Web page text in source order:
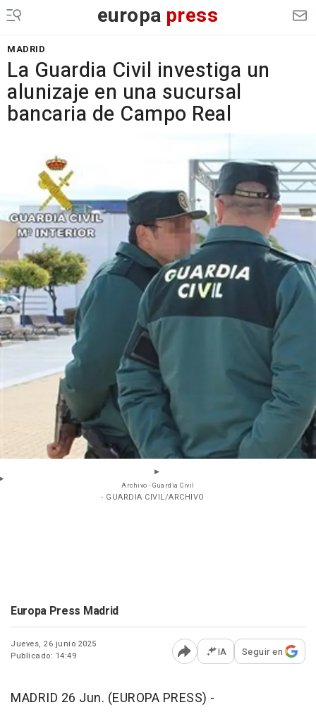
europa press
MADRID
La Guardia Civil investiga un
alunizaje en una sucursal
bancaria de Campo Real
Archivo - Guardia Civil
- GUARDIA CIVIL/ARCHIVO
Europa Press Madrid
Jueves, 26 junio 2025
Publicado: 14:49
Abrir opciones para
IA Seguir en
MADRID 26 Jun. (EUROPA PRESS) -